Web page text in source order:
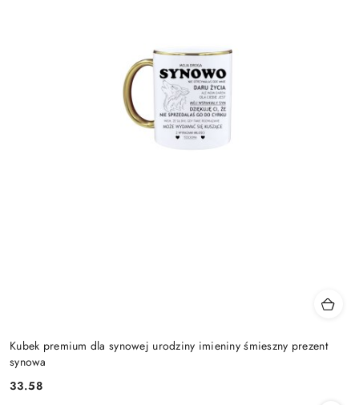
Kubek premium dla synowej urodziny imieniny śmieszny prezent
synowa
Cena:
33.58